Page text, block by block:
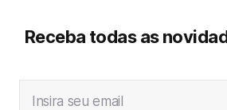
Receba todas as
Insira seu email